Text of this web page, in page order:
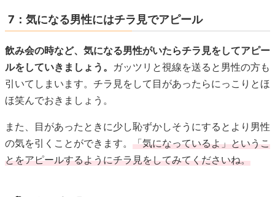
7：気になる男性にはチラ見でアピール
飲み会の時など、気になる男性がいたらチラ見をしてアピー
ルをしていきましょう。 ガッツリと視線を送ると男性の方も
引いてしまいます。チラ見をして目があったらにっこりとほ
ほ笑んでおきましょう。
また、目があったときに少し恥ずかしそうにするとより男性
の気を引くことができます。 「気になっているよ」というこ
とをアピールするようにチラ見をしてみてくださいね。